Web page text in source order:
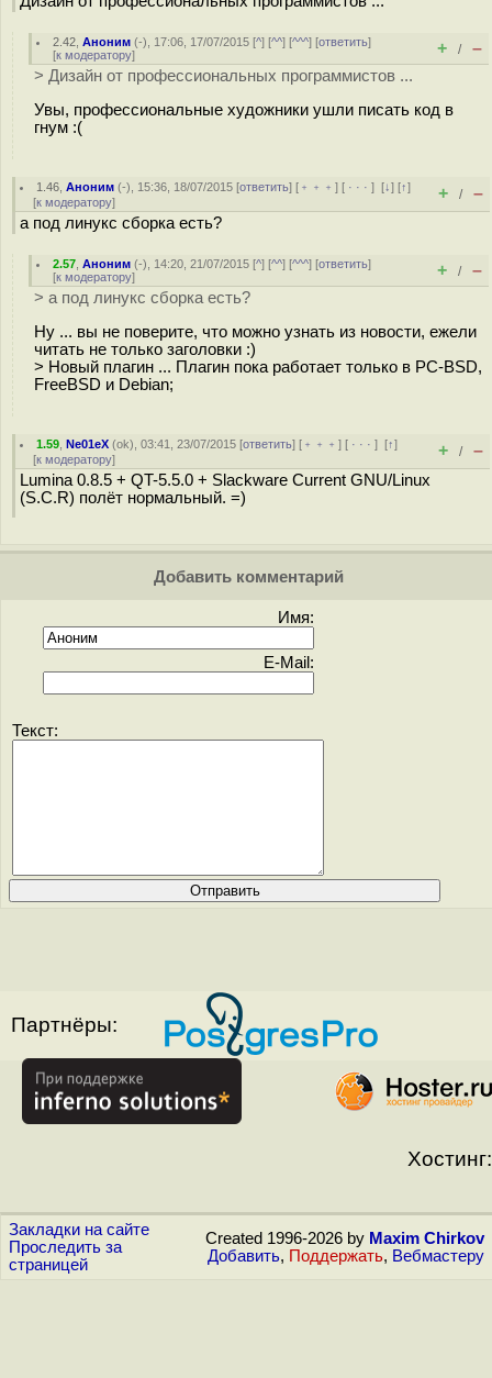
2.42 ,Аноним (-), 17:06, 17/07/2015 [^] [^^] [^^^] [ответить]
[к модератору] + / –
> Дизайн от профессиональных программистов ...
Увы, профессиональные художники ушли писать код в
гнум :(
1.46 ,Аноним (-), 15:36, 18/07/2015 [ответить] [ ﹢﹢﹢] [ · · ·][↓] [↑]
[к модератору] + / –
а под линукс сборка есть?
2.57 ,Аноним (-), 14:20, 21/07/2015 [^] [^^] [^^^] [ответить]
[к модератору] + / –
> а под линукс сборка есть?
Ну ... вы не поверите, что можно узнать из новости, ежели
читать не только заголовки :)
> Новый плагин ... Плагин пока работает только в PC-BSD,
FreeBSD и Debian;
1.59 ,Ne01eX (ok), 03:41, 23/07/2015 [ответить] [ ﹢﹢﹢] [ · · ·][↑]
[к модератору] + / –
Lumina 0.8.5 + QT-5.5.0 + Slackware Current GNU/Linux
(S.C.R) полёт нормальный. =)
Добавить комментарий
Имя:
E-Mail:
Текст:
Партнёры:
Хостинг:
Закладки на сайте
Проследить за
страницей
Created 1996-2026 by Maxim Chirkov
Добавить, Поддержать, Вебмастеру